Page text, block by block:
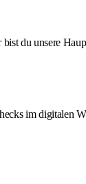
du unsere
im digitalen